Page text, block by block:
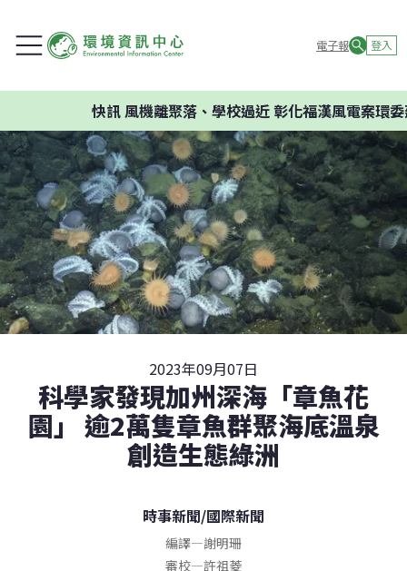
電子報 登入
快訊風機離聚落、學校過近 彰化福漢風電案環委建
2023年09月07日
科學家發現加州深海「章魚花
園」 逾2萬隻章魚群聚海底溫泉
創造生態綠洲
時事新聞/國際新聞
編譯—謝明珊
審校—許祖菱